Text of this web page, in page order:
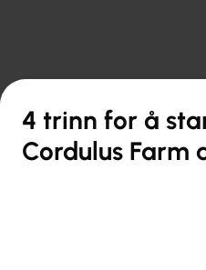
4 trinn for å
Cordulus Farm